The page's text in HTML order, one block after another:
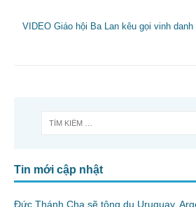
VIDEO Giáo hội Ba Lan kêu gọi vinh
Tin mới cập nhật
Đức Thánh Cha sẽ tông du Uruguay,